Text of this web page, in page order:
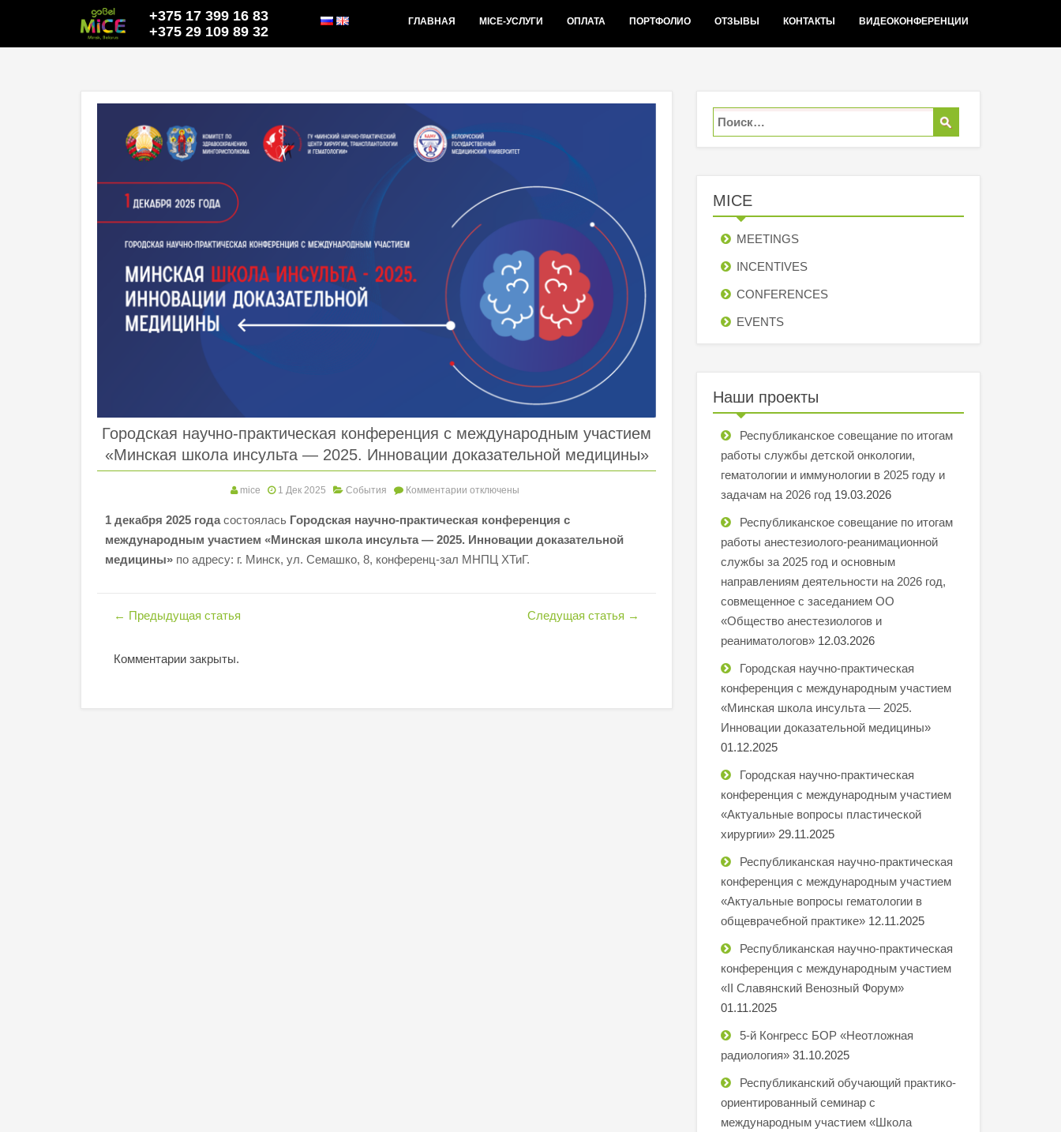
+375 17 399 16 83
+375 29 109 89 32
ГЛАВНАЯ MICE-УСЛУГИ ОПЛАТА ПОРТФОЛИО ОТЗЫВЫ КОНТАКТЫ ВИДЕОКОНФЕРЕНЦИИ
Городская научно-практическая конференция с международным участием
«Минская школа инсульта — 2025. Инновации доказательной медицины»
mice 1 Дек 2025 События Комментарии отключены
1 декабря 2025 года состоялась Городская научно-практическая конференция с
международным участием «Минская школа инсульта — 2025. Инновации доказательной
медицины» по адресу: г. Минск, ул. Семашко, 8, конференц-зал МНПЦ ХТиГ.
← Предыдущая статья Следущая статья →
Комментарии закрыты.
MICE
MEETINGS
INCENTIVES
СONFERENCES
EVENTS
Наши проекты
Республиканское совещание по итогам
работы службы детской онкологии,
гематологии и иммунологии в 2025 году и
задачам на 2026 год 19.03.2026
Республиканское совещание по итогам
работы анестезиолого-реанимационной
службы за 2025 год и основным
направлениям деятельности на 2026 год,
совмещенное с заседанием ОО
«Общество анестезиологов и
реаниматологов» 12.03.2026
Городская научно-практическая
конференция с международным участием
«Минская школа инсульта — 2025.
Инновации доказательной медицины»
01.12.2025
Городская научно-практическая
конференция с международным участием
«Актуальные вопросы пластической
хирургии» 29.11.2025
Республиканская научно-практическая
конференция с международным участием
«Актуальные вопросы гематологии в
общеврачебной практике» 12.11.2025
Республиканская научно-практическая
конференция с международным участием
«II Славянский Венозный Форум»
01.11.2025
5-й Конгресс БОР «Неотложная
радиология» 31.10.2025
Республиканский обучающий практико-
ориентированный семинар с
международным участием «Школа